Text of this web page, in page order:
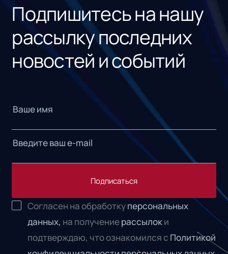
Подпишитесь на нашу
рассылку последних
новостей и событий
Подписаться
Согласен на обработкуперсональных
данных, на получениерассылоки
подтверждаю, что ознакомился с Политикой